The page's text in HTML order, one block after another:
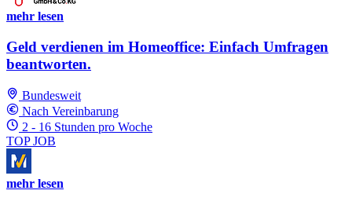
mehr lesen
Geld verdienen im Homeoffice: Einfach Umfragen
beantworten.
Bundesweit
Nach Vereinbarung
2 - 16 Stunden pro Woche
TOP JOB
mehr lesen